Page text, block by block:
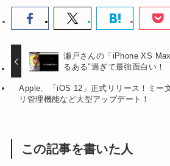
瀬戸さんの「iPhone XS
るある"過ぎて最強面白い！
Apple、「iOS 12」正式リリース！ミー
リ管理機能など大型アップデート！
この記事を書いた人